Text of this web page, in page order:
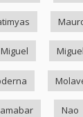
Miguel
Nao